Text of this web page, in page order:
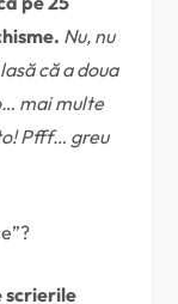
Nu, nu
că a doua
mai multe
Pfff… greu
scrierile